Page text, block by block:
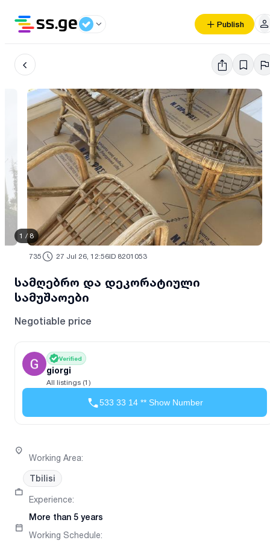
Publish
1 / 8
735 27 Jul 26, 12:56ID 8201053
სამღებრო და დეკორატიული
სამუშაოები
Negotiable price
Verified
giorgi
All listings (1)
533 33 14 ** Show Number
Working Area:
Tbilisi
Experience:
More than 5 years
Working Schedule: